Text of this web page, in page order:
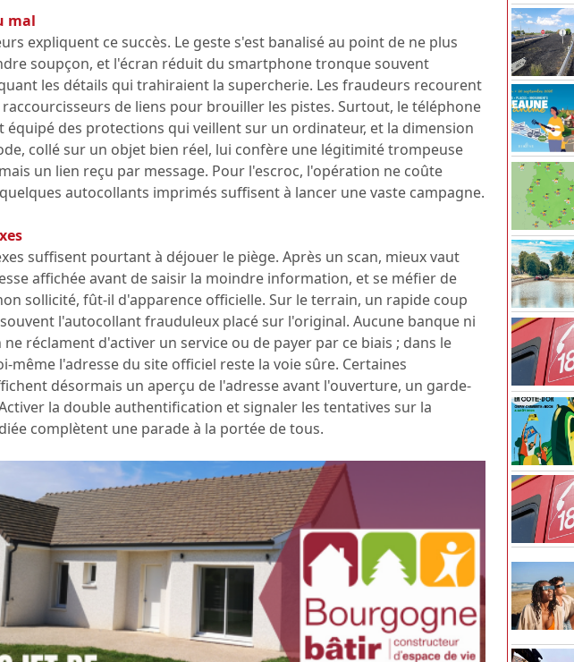
mal
expliquent ce succès. Le geste s'est banalisé au point de ne plus
soupçon, et l'écran réduit du smartphone tronque souvent
les détails qui trahiraient la supercherie. Les fraudeurs recourent
de liens pour brouiller les pistes. Surtout, le téléphone
équipé des protections qui veillent sur un ordinateur, et la dimension
collé sur un objet bien réel, lui confère une légitimité trompeuse
un lien reçu par message. Pour l'escroc, l'opération ne coûte
autocollants imprimés suffisent à lancer une vaste campagne.
suffisent pourtant à déjouer le piège. Après un scan, mieux vaut
affichée avant de saisir la moindre information, et se méfier de
sollicité, fût-il d'apparence officielle. Sur le terrain, un rapide coup
l'autocollant frauduleux placé sur l'original. Aucune banque ni
réclament d'activer un service ou de payer par ce biais ; dans le
même l'adresse du site officiel reste la voie sûre. Certaines
désormais un aperçu de l'adresse avant l'ouverture, un garde-
la double authentification et signaler les tentatives sur la
complètent une parade à la portée de tous.